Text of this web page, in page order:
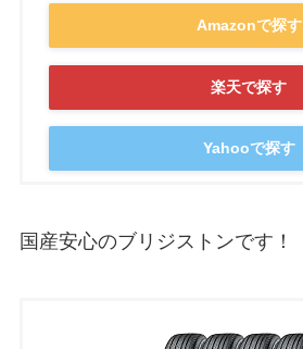
Amazonで探す
楽天で探す
Yahooで探す
国産安心のブリジストンです！